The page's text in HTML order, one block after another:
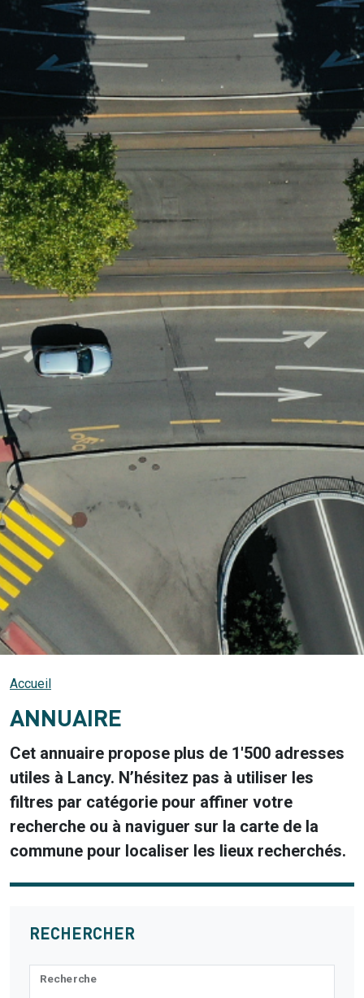
Accueil
ANNUAIRE
Cet annuaire propose plus de 1'500 adresses
utiles à Lancy. N’hésitez pas à utiliser les
filtres par catégorie pour affiner votre
recherche ou à naviguer sur la carte de la
commune pour localiser les lieux recherchés.
RECHERCHER
Recherche